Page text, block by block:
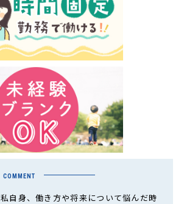
COMMENT
私自身、働き方や将来について悩んだ時